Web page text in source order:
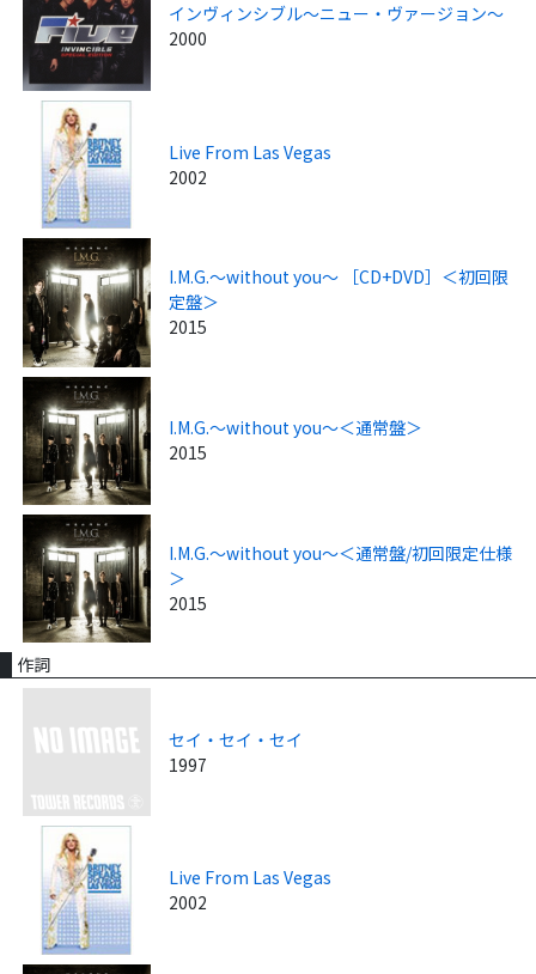
インヴィンシブル～ニュー・ヴァージョン～
2000
Live From Las Vegas
2002
I.M.G.～without you～ ［CD+DVD］＜初回限
定盤＞
2015
I.M.G.～without you～＜通常盤＞
2015
I.M.G.～without you～＜通常盤/初回限定仕様
＞
2015
作詞
セイ・セイ・セイ
1997
Live From Las Vegas
2002